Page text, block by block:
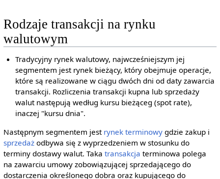
Rodzaje transakcji na rynku
walutowym
Tradycyjny rynek walutowy, najwcześniejszym jej
segmentem jest rynek bieżący, który obejmuje operacje,
które są realizowane w ciągu dwóch dni od daty zawarcia
transakcji. Rozliczenia transakcji kupna lub sprzedaży
walut następują według kursu bieżąceg (spot rate),
inaczej "kursu dnia".
Następnym segmentem jest rynek terminowygdzie zakup i
sprzedażodbywa się z wyprzedzeniem w stosunku do
terminy dostawy walut. Taka transakcja terminowa polega
na zawarciu umowy zobowiązującej sprzedającego do
dostarczenia określonego dobra oraz kupującego do